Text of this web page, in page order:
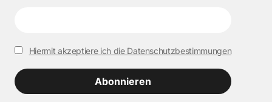
Hiermit akzeptiere ich die Datenschutzbestimmungen